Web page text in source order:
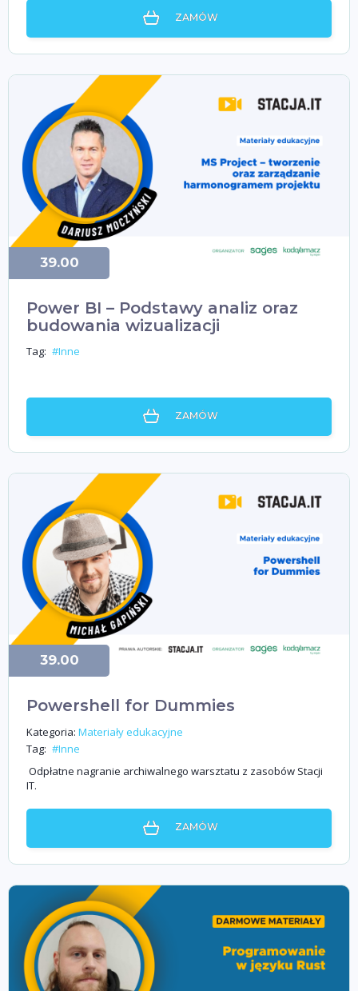
ZAMÓW
Power BI – Podstawy analiz oraz
budowania wizualizacji
Tag: #Inne
39.00
ZAMÓW
Powershell for Dummies
Kategoria: Materiały edukacyjne
Tag: #Inne
Odpłatne nagranie archiwalnego warsztatu z zasobów Stacji
IT.
39.00
ZAMÓW